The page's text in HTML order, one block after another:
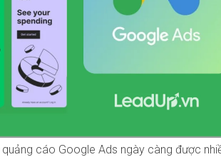
cáo Google Ads ngày càng được